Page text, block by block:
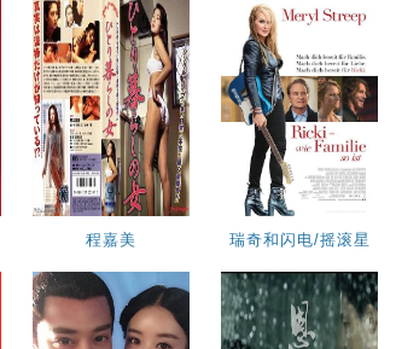
程嘉美
瑞奇和闪电/摇滚星